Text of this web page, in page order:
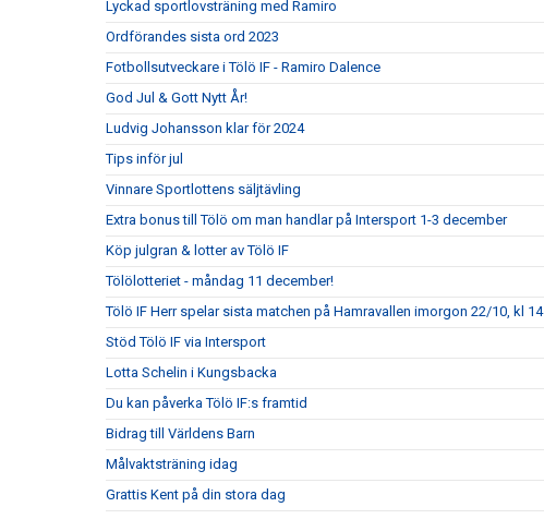
Lyckad sportlovsträning med Ramiro
Ordförandes sista ord 2023
Fotbollsutveckare i Tölö IF - Ramiro Dalence
God Jul & Gott Nytt År!
Ludvig Johansson klar för 2024
Tips inför jul
Vinnare Sportlottens säljtävling
Extra bonus till Tölö om man handlar på Intersport 1-3 december
Köp julgran & lotter av Tölö IF
Tölölotteriet - måndag 11 december!
Tölö IF Herr spelar sista matchen på Hamravallen imorgon 22/10, kl 14
Stöd Tölö IF via Intersport
Lotta Schelin i Kungsbacka
Du kan påverka Tölö IF:s framtid
Bidrag till Världens Barn
Målvaktsträning idag
Grattis Kent på din stora dag